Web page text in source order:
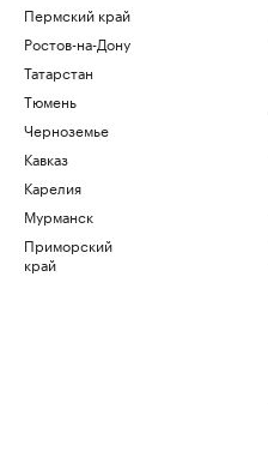
Пермский край
Ростов-на-Дону
Татарстан
Тюмень
Черноземье
Кавказ
Карелия
Мурманск
Приморский
край